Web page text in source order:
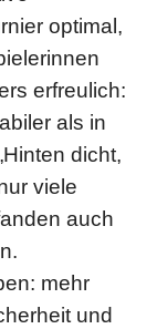
optimal,
erfreulich:
als in
dicht,
viele
auch
mehr
und